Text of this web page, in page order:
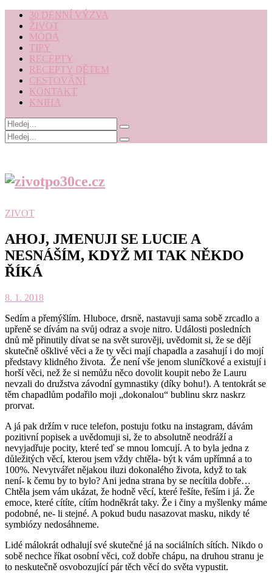
30 DENNÍ VÝZVA
ŽIVOT
MÓDA
TIPY
RECEPTY
RECEPTY DĚTEM
CESTOVÁNÍ
KONTAKT
KNIHA
ZIVOT
AHOJ, JMENUJI SE LUCIE A
NESNÁŠÍM, KDYŽ MI TAK NĚKDO
ŘÍKÁ
8. 1. 2018
Sedím a přemýšlím. Hluboce, drsně, nastavuji sama sobě zrcadlo a
upřeně se dívám na svůj odraz a svoje nitro. Události posledních
dnů mě přinutily dívat se na svět surověji, uvědomit si, že se dějí
skutečně ošklivé věci a že ty věci mají chapadla a zasahují i do mojí
představy klidného života. Že není vše jenom sluníčkové a existují i
horší věci, než že si nemůžu něco dovolit koupit nebo že Lauru
nevzali do družstva závodní gymnastiky (díky bohu!). A tentokrát se
těm chapadlům podařilo moji „dokonalou“ bublinu skrz naskrz
prorvat.
A já pak držím v ruce telefon, postuju fotku na instagram, dávám
pozitivní popisek a uvědomuji si, že to absolutně neodráží a
nevyjadřuje pocity, které teď se mnou lomcují. A to byla jedna z
důležitých věcí, kterou jsem vždy chtěla- být k vám upřímná a to
100%. Nevytvářet nějakou iluzi dokonalého života, když to tak
není- k čemu by to bylo? Ani jedna strana by se necítila dobře…
Chtěla jsem vám ukázat, že hodně věcí, které řešíte, řeším i já. Že
emoce, které cítíte, cítím hodněkrát taky. Že i činy a myšlenky máme
podobné, ne- li stejné. A pokud budu nasazovat masku, nikdy té
symbiózy nedosáhneme.
Lidé málokrát odhalují své skutečné já na sociálních sítích. Nikdo o
sobě nechce říkat osobní věci, což dobře chápu, na druhou stranu je
to neskutečně osvobozující pár těch věcí do světa vypustit.